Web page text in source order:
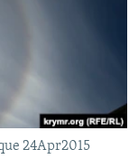
24Apr2015